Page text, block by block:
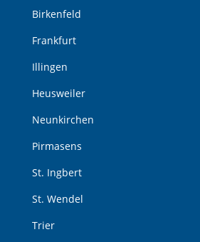
Birkenfeld
Frankfurt
Illingen
Heusweiler
Neunkirchen
Pirmasens
St. Ingbert
St. Wendel
Trier